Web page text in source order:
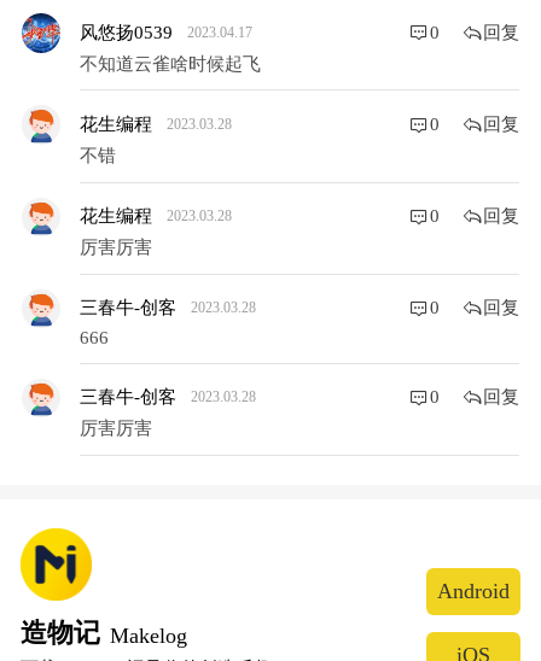
风悠扬0539 2023.04.17 0 回复
不知道云雀啥时候起飞
花生编程 2023.03.28 0 回复
不错
花生编程 2023.03.28 0 回复
厉害厉害
三春牛-创客 2023.03.28 0 回复
666
三春牛-创客 2023.03.28 0 回复
厉害厉害
造物记 Makelog
Android
iOS